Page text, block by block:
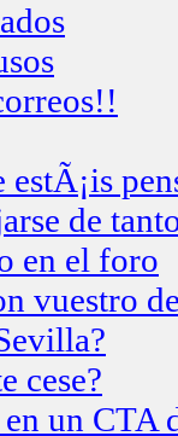
estÃ¡is
de
en el foro
vuestro
cese?
un CTA